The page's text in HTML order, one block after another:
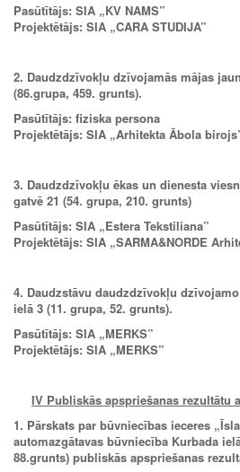
Pasūtītājs: SIA „KV NAMS”
Projektētājs: SIA „CARA STUDIJA”
2. Daudzdzīvokļu dzīvojamās mājas
(86.grupa, 459. grunts).
Pasūtītājs: fiziska persona
Projektētājs: SIA „Arhitekta Ābola
3. Daudzdzīvokļu ēkas un dienesta
gatvē 21 (54. grupa, 210. grunts)
Pasūtītājs: SIA „Estera Tekstiliana”
Projektētājs: SIA „SARMA&NORDE
4. Daudzstāvu daudzdzīvokļu
ielā 3 (11. grupa, 52. grunts).
Pasūtītājs: SIA „MERKS”
Projektētājs: SIA „MERKS”
IV Publiskās apspriešanas rezultātu
1. Pārskats par būvniecības ieceres
automazgātavas būvniecība Kurbada
88.grunts) publiskās apspriešanas